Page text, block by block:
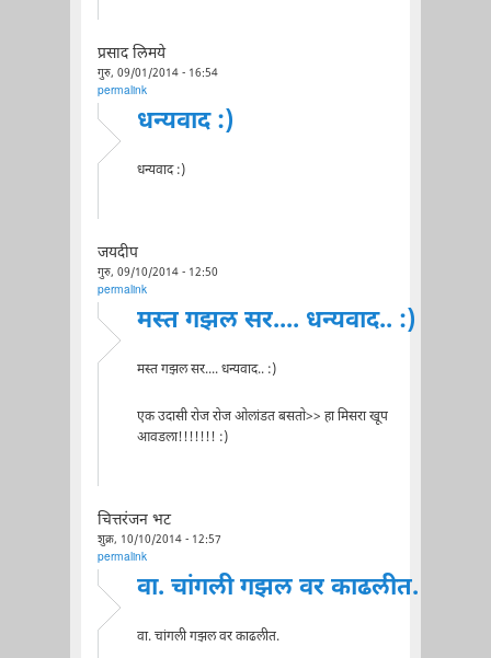
प्रसाद लिमये
गुरु, 09/01/2014 - 16:54
permalink
धन्यवाद :)
धन्यवाद :)
जयदीप
गुरु, 09/10/2014 - 12:50
permalink
मस्त गझल सर.... धन्यवाद.. :)
मस्त गझल सर.... धन्यवाद.. :)
एक उदासी रोज रोज ओलांडत बसतो>> हा मिसरा खूप
आवडला!!!!!!! :)
चित्तरंजन भट
शुक्र, 10/10/2014 - 12:57
permalink
वा. चांगली गझल वर काढलीत.
वा. चांगली गझल वर काढलीत.